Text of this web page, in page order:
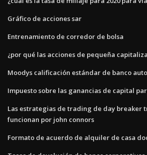
Gráfico de acciones sar
Entrenamiento de corredor de bolsa
¿por qué las acciones de pequeña
Moodys calificación estándar de banco
Impuesto sobre las ganancias de capital
Las estrategias de trading de day breaker
funcionan por john connors
Formato de acuerdo de alquiler de casa